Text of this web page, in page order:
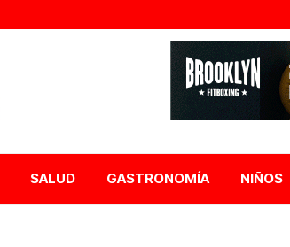
SALUD GASTRONOMÍA NIÑOS